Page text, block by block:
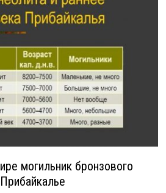
могильник бронзового